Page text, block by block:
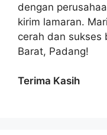
dengan
kirim lamaran.
cerah dan sukses
Barat, Padang!
Terima Kasih